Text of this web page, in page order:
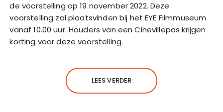
de voorstelling op 19 november 2022. Deze
voorstelling zal plaatsvinden bij het EYE Filmmuseum
vanaf 10.00 uur. Houders van een Cinevillepas krijgen
korting voor deze voorstelling.
LEES VERDER